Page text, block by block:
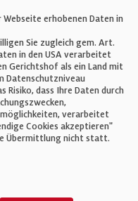
erhobenen Daten in
Sie zugleich gem. Art.
in den USA verarbeitet
Gerichtshof als ein Land mit
Datenschutzniveau
Risiko, dass Ihre Daten durch
verarbeitet
Cookies akzeptieren"
Übermittlung nicht statt.